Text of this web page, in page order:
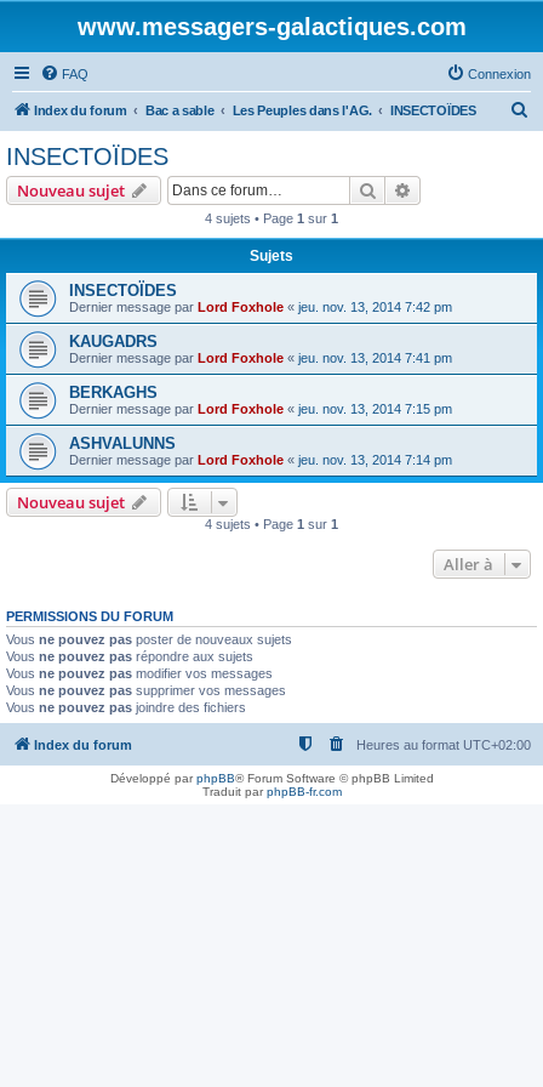
www.messagers-galactiques.com
FAQ Connexion
Index du forum Bac a sable Les Peuples dans l'AG. INSECTOÏDES
r
INSECTOÏDES
Nouveau sujet Rechercher
4 sujets • Page 1 sur 1
Sujets
INSECTOÏDES
Dernier message par Lord Foxhole « jeu. nov. 13, 2014 7:42 pm
KAUGADRS
Dernier message par Lord Foxhole « jeu. nov. 13, 2014 7:41 pm
BERKAGHS
Dernier message par Lord Foxhole « jeu. nov. 13, 2014 7:15 pm
ASHVALUNNS
Dernier message par Lord Foxhole « jeu. nov. 13, 2014 7:14 pm
Nouveau sujet
4 sujets • Page 1 sur 1
Aller à
PERMISSIONS DU FORUM
Vous ne pouvez pas poster de nouveaux sujets
Vous ne pouvez pas répondre aux sujets
Vous ne pouvez pas modifier vos messages
Vous ne pouvez pas supprimer vos messages
Vous ne pouvez pas joindre des fichiers
Index du forum Heures au format UTC+02:00
Développé parphpBB® Forum Software © phpBB Limited
Traduit parphpBB-fr.com